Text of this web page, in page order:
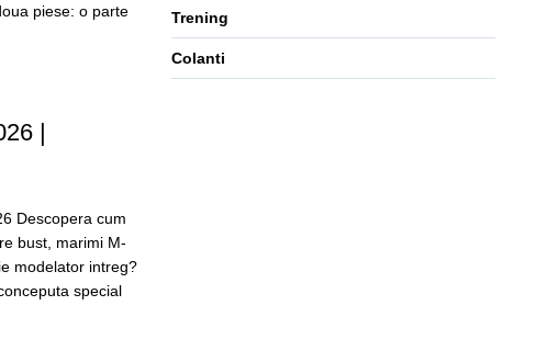
piese: o parte
|
Descopera cum
bust, marimi M-
modelator intreg?
special
Trening
Colanti